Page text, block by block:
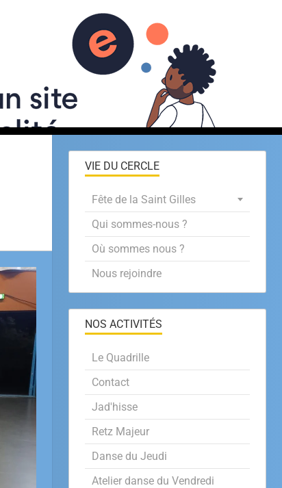
activités
VIE DU CERCLE
Fête de la Saint Gilles
Qui sommes-nous ?
Où sommes nous ?
Nous rejoindre
NOS ACTIVITÉS
Le Quadrille
Contact
Jad'hisse
Retz Majeur
Danse du Jeudi
Atelier danse du Vendredi